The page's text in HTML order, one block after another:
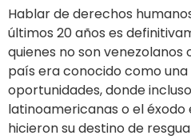
Hablar de derechos
últimos 20 años es
quienes no son venezolanos
país era conocido como
oportunidades, donde
latinoamericanas o el éxodo
hicieron su destino de